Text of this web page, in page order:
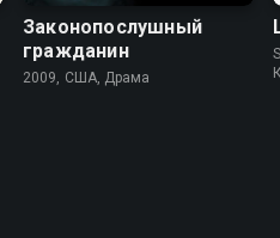
Законопослушный
гражданин
2009, США, Драма